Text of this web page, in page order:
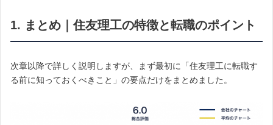
1. まとめ｜住友理工の特徴と転職のポイント
次章以降で詳しく説明しますが、まず最初に「住友理工に転職す
る前に知っておくべきこと」の要点だけをまとめました。